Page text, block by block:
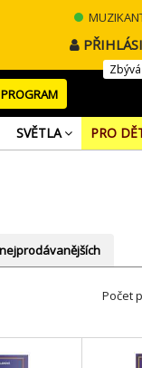
Zbývá
SVĚTLA PRO
Počet